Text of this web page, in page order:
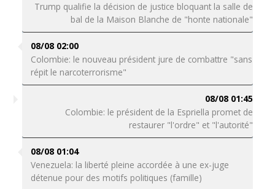
Trump qualifie la décision de justice bloquant la salle de
bal de la Maison Blanche de "honte nationale"
08/08 02:00
Colombie: le nouveau président jure de combattre "sans
répit le narcoterrorisme"
08/08 01:45
Colombie: le président de la Espriella promet de
restaurer "l'ordre" et "l'autorité"
08/08 01:04
Venezuela: la liberté pleine accordée à une ex-juge
détenue pour des motifs politiques (famille)